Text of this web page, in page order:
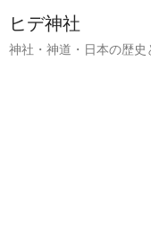
ヒデ神社
神社・神道・日本の歴史